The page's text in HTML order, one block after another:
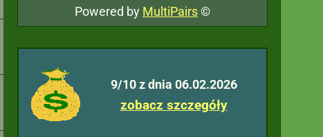
Powered by MultiPairs©
9/10 z dnia 06.02.2026
zobacz szczegóły